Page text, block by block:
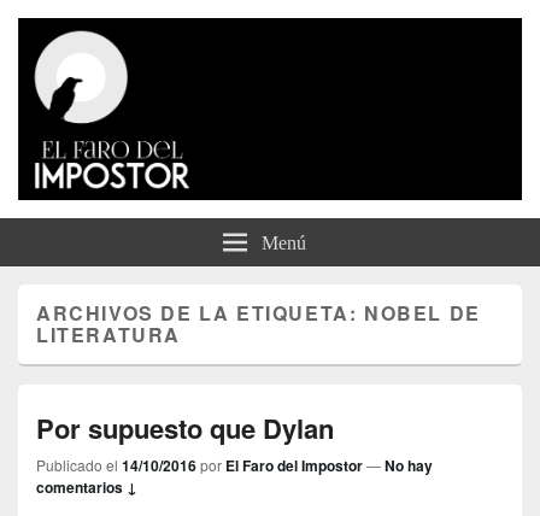
El Faro del Impostor
Menú
ARCHIVOS DE LA ETIQUETA: NOBEL DE
LITERATURA
Por supuesto que Dylan
Publicado el 14/10/2016por El Faro del Impostor—No hay
comentarios ↓